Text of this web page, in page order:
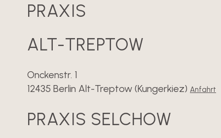
PRAXIS
ALT-TREPTOW
Onckenstr. 1
12435 Berlin Alt-Treptow (Kungerkiez) Anfahrt
PRAXIS SELCHOW